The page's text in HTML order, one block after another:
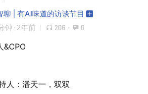
聊 | 有AI味道的访谈节目
钟 · 2年前 206 · 0
&CPO
人：潘天一，双双